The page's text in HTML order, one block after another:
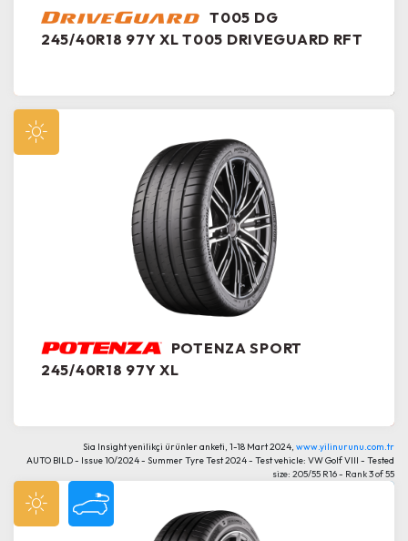
T005 DG
245/40R18 97Y XL T005 DRIVEGUARD RFT
POTENZA SPORT
245/40R18 97Y XL
Sia Insight yenilikçi ürünler anketi, 1-18 Mart 2024, www.yilinurunu.com.tr
AUTO BILD - Issue 10/2024 - Summer Tyre Test 2024 - Test vehicle: VW Golf VIII - Tested
size: 205/55 R16 - Rank 3 of 55